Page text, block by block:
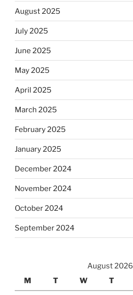
August 2025
July 2025
June 2025
May 2025
April 2025
March 2025
February 2025
January 2025
December 2024
November 2024
October 2024
September 2024
August 2026
M
T W T